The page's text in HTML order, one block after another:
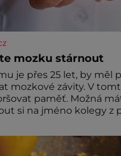
mozku stárnout
je přes 25 let, by měl
mozkové závity. V
paměť. Možná
si na jméno kolegy z
Je to opravdu
rozhodla